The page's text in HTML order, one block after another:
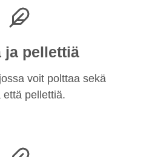
ja pellettiä
voit polttaa sekä
että pellettiä.